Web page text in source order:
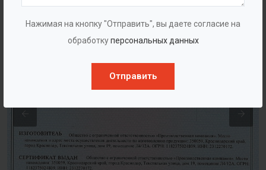
Нажимая на кнопку "Отправить", вы даете согласие на
обработкуперсональных данных
Отправить